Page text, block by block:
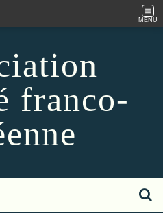
MENU
franco-